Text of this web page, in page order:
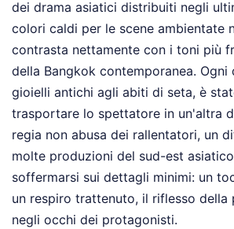
dei drama asiatici distribuiti negli
colori caldi per le scene ambientate
contrasta nettamente con i toni più
della Bangkok contemporanea. Ogni
gioielli antichi agli abiti di seta, è
trasportare lo spettatore in un'altra
regia non abusa dei rallentatori, un
molte produzioni del sud-est
soffermarsi sui dettagli minimi: un
un respiro trattenuto, il riflesso della
negli occhi dei protagonisti.